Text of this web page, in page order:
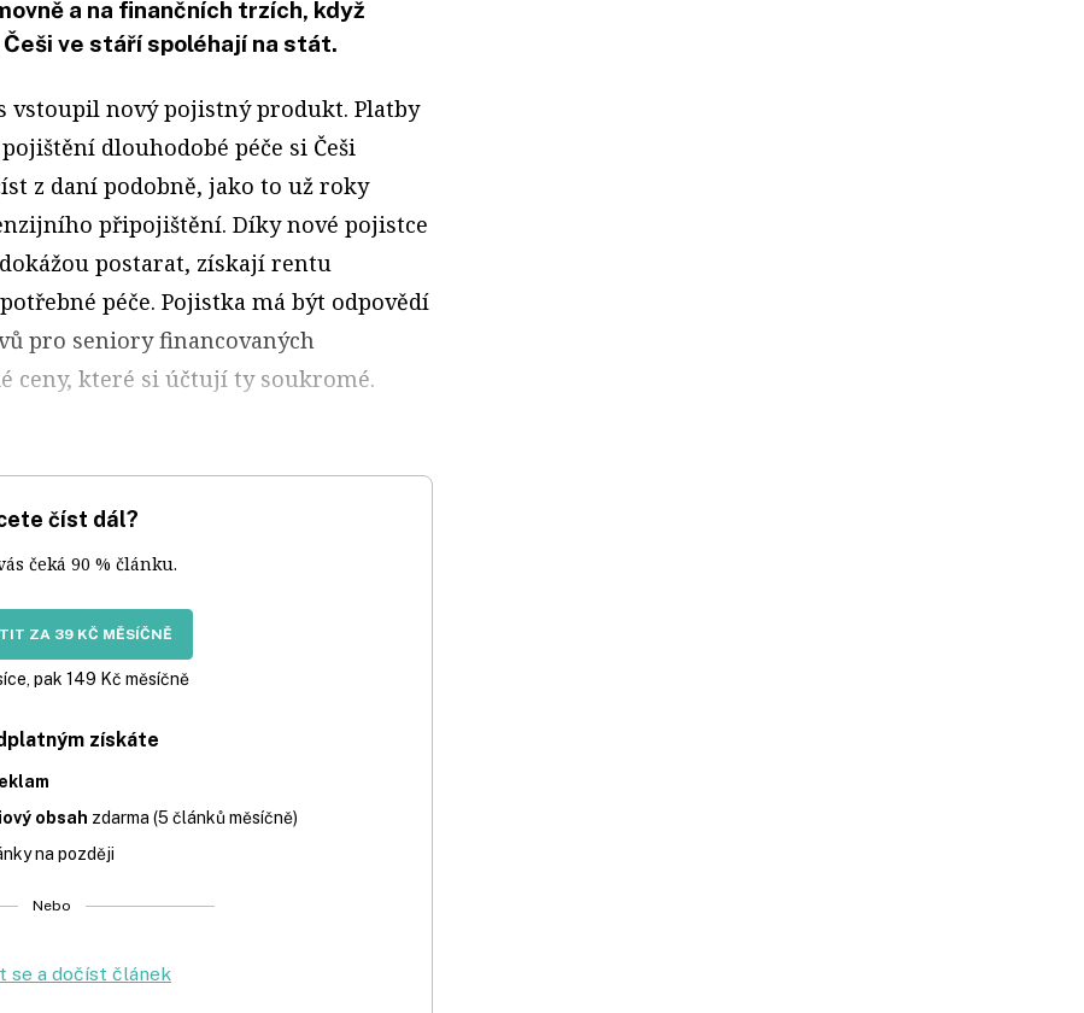
a na finančních trzích, když
ve stáří spoléhají na stát.
vstoupil nový pojistný produkt. Platby
dlouhodobé péče si Češi
z daní podobně, jako to už roky
připojištění. Díky nové pojistce
postarat, získají rentu
péče. Pojistka má být odpovědí
pro seniory financovaných
ceny, které si účtují ty soukromé.
číst dál?
čeká 90 % článku.
ZA 39 KČ MĚSÍČNĚ
pak 149 Kč měsíčně
získáte
obsah zdarma (5 článků měsíčně)
na později
Nebo
se a dočíst článek